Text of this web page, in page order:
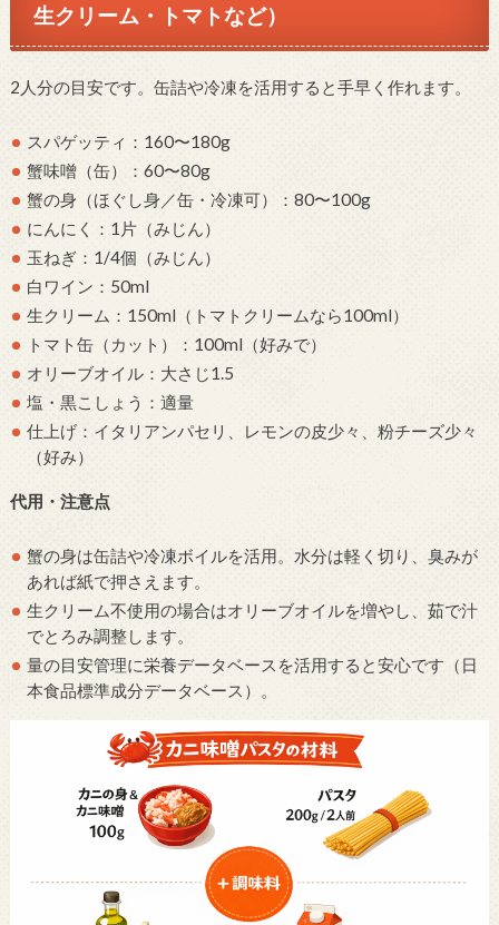
生クリーム・トマトなど）
2人分の目安です。缶詰や冷凍を活用すると手早く作れます。
スパゲッティ：160〜180g
蟹味噌（缶）：60〜80g
蟹の身（ほぐし身／缶・冷凍可）：80〜100g
にんにく：1片（みじん）
玉ねぎ：1/4個（みじん）
白ワイン：50ml
生クリーム：150ml（トマトクリームなら100ml）
トマト缶（カット）：100ml（好みで）
オリーブオイル：大さじ1.5
塩・黒こしょう：適量
仕上げ：イタリアンパセリ、レモンの皮少々、粉チーズ少々
（好み）
代用・注意点
蟹の身は缶詰や冷凍ボイルを活用。水分は軽く切り、臭みが
あれば紙で押さえます。
生クリーム不使用の場合はオリーブオイルを増やし、茹で汁
でとろみ調整します。
量の目安管理に栄養データベースを活用すると安心です（日
本食品標準成分データベース）。